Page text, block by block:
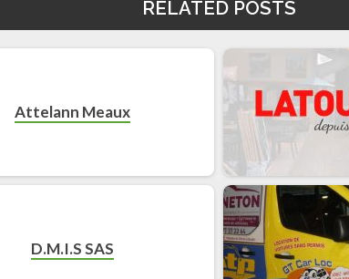
RELATED POSTS
Attelann Meaux
D.M.I.S SAS